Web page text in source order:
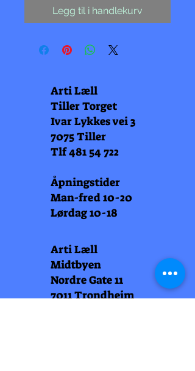
Legg til i handlekurv
Arti Læll
Tiller Torget
Ivar Lykkes vei 3
7075 Tiller
Tlf481 54 722
Åpningstider
Man-fred 10-20
Lørdag 10-18
Arti Læll
Midtbyen
Nordre Gate 11
7011 Trondheim